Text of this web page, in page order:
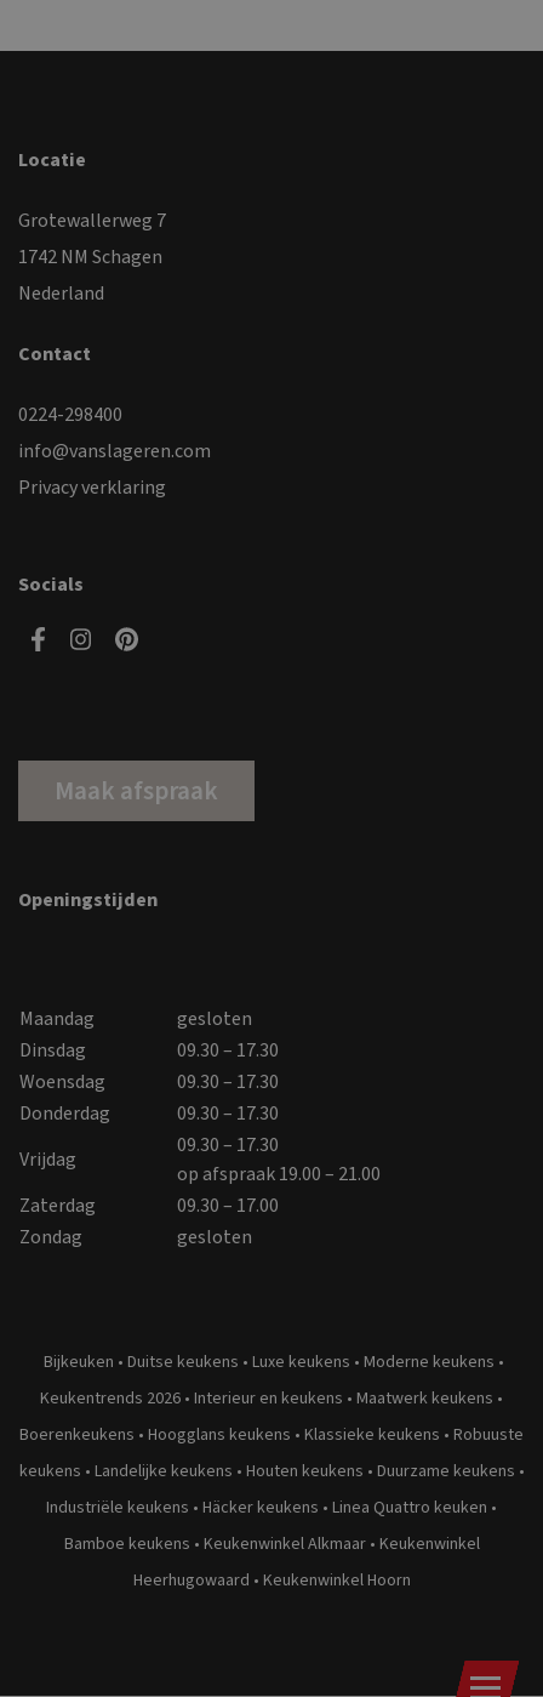
Locatie
Grotewallerweg 7
1742 NM Schagen
Nederland
Contact
0224-298400
info@vanslageren.com
Privacy verklaring
Socials
Maak afspraak
Openingstijden
Maandag
gesloten
Dinsdag
09.30 – 17.30
Woensdag
09.30 – 17.30
Donderdag
09.30 – 17.30
Vrijdag
09.30 – 17.30
op afspraak 19.00 – 21.00
Zaterdag
09.30 – 17.00
Zondag
gesloten
Bijkeuken • Duitse keukens • Luxe keukens • Moderne keukens •
Keukentrends 2026 • Interieur en keukens • Maatwerk keukens •
Boerenkeukens • Hoogglans keukens • Klassieke keukens • Robuuste
keukens • Landelijke keukens • Houten keukens • Duurzame keukens •
Industriële keukens • Häcker keukens • Linea Quattro keuken •
Bamboe keukens • Keukenwinkel Alkmaar• Keukenwinkel
Heerhugowaard • Keukenwinkel Hoorn